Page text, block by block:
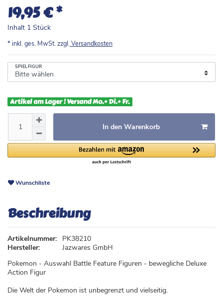
19,95 €*
Inhalt 1 Stück
* inkl. ges. MwSt. zzgl. Versandkosten
SPIELFIGUR
Artikel am Lager ! Versand Mo.+ Di.+ Fr.
In den Warenkorb
Wunschliste
Beschreibung
Artikelnummer:
PK38210
Hersteller:
Jazwares GmbH
Pokemon - Auswahl Battle Feature Figuren - bewegliche Deluxe
Action Figur
Die Welt der Pokemon ist unbegrenzt und vielseitig.